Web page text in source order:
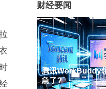
财经要闻
腾讯WorkBuddy
急了?